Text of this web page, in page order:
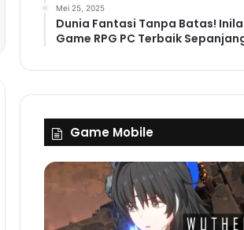
Mei 25, 2025
Dunia Fantasi Tanpa Batas!
Game RPG PC Terbaik
Game Mobile